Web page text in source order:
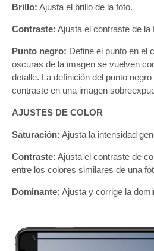
Brillo: Ajusta el brillo de la foto.
Contraste: Ajusta el contraste de la
Punto negro: Define el punto en el
oscuras de la imagen se vuelven
detalle. La definición del punto
contraste en una imagen
AJUSTES DE COLOR
Saturación: Ajusta la intensidad
Contraste: Ajusta el contraste de
entre los colores similares de una
Dominante: Ajusta y corrige la